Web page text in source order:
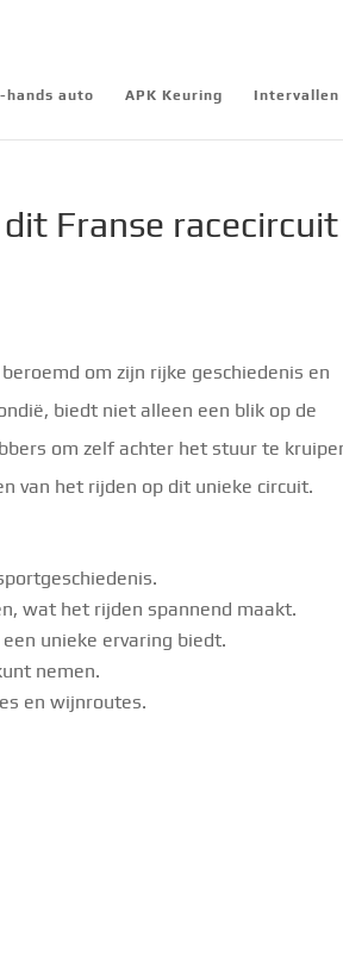
hands auto APK Keuring Intervallen
Franse racecircuit
om zijn rijke geschiedenis en
biedt niet alleen een blik op de
om zelf achter het stuur te
van het rijden op dit unieke circuit.
wat het rijden spannend maakt.
unieke ervaring biedt.
nemen.
en wijnroutes.